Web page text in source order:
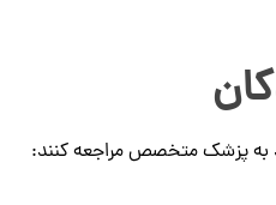
به پزشک متخصص مراجعه کنند: